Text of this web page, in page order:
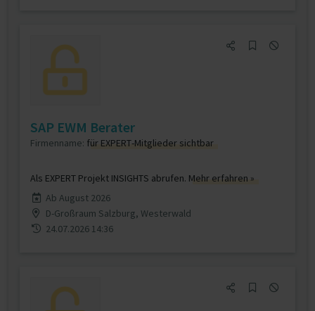
SAP EWM Berater
Firmenname: für EXPERT-Mitglieder sichtbar
Als EXPERT Projekt INSIGHTS abrufen. Mehr erfahren »
Ab August 2026
D-Großraum Salzburg, Westerwald
24.07.2026 14:36